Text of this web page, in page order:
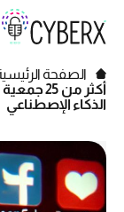
الصفحة
أكثر من
الذكاء الإصطناعي